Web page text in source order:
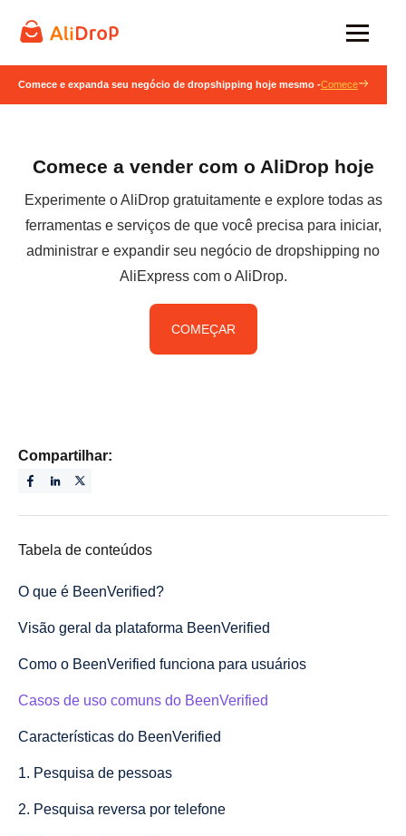
Comece e expanda seu negócio de dropshipping hoje mesmo -Comece
Comece a vender com o AliDrop hoje
Experimente o AliDrop gratuitamente e explore todas as
ferramentas e serviços de que você precisa para iniciar,
administrar e expandir seu negócio de dropshipping no
AliExpress com o AliDrop.
COMEÇAR
Compartilhar:
Tabela de conteúdos
O que é BeenVerified?
Visão geral da plataforma BeenVerified
Como o BeenVerified funciona para usuários
Casos de uso comuns do BeenVerified
Características do BeenVerified
1. Pesquisa de pessoas
2. Pesquisa reversa por telefone